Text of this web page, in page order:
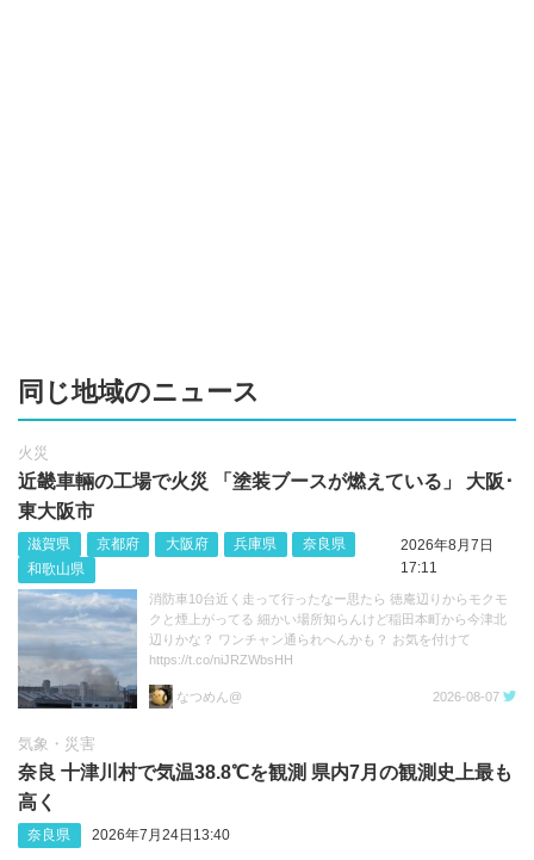
同じ地域のニュース
火災
近畿車輛の工場で火災 「塗装ブースが燃えている」 大阪･
東大阪市
滋賀県 京都府 大阪府 兵庫県
奈良県
和歌山県
2026年8月7日
17:11
消防車10台近く走って行ったなー思たら 徳庵辺りからモクモ
クと煙上がってる 細かい場所知らんけど稲田本町から今津北
辺りかな？ ワンチャン通られへんかも？ お気を付けて
https://t.co/niJRZWbsHH
なつめん@ 2026-08-07
気象・災害
奈良 十津川村で気温38.8℃を観測 県内7月の観測史上最も
高く
奈良県 2026年7月24日13:40